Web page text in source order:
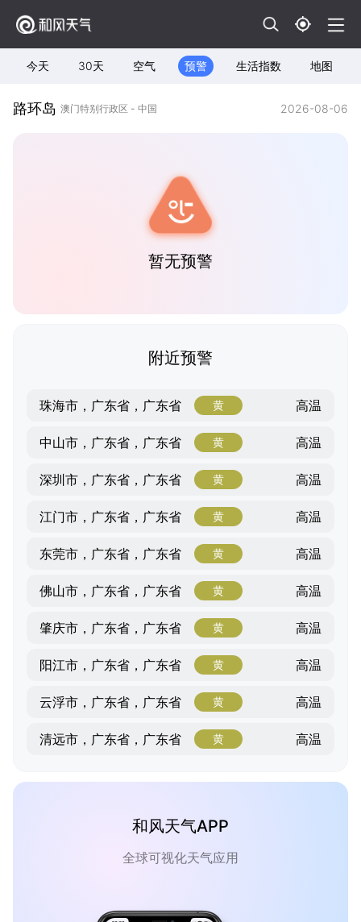
今天 30天 空气 预警 生活指数 地图
路环岛 澳门特别行政区 - 中国 2026-08-06
暂无预警
附近预警
珠海市，广东省，广东省 黄 高温
中山市，广东省，广东省 黄 高温
深圳市，广东省，广东省 黄 高温
江门市，广东省，广东省 黄 高温
东莞市，广东省，广东省 黄 高温
佛山市，广东省，广东省 黄 高温
肇庆市，广东省，广东省 黄 高温
阳江市，广东省，广东省 黄 高温
云浮市，广东省，广东省 黄 高温
清远市，广东省，广东省 黄 高温
和风天气APP
全球可视化天气应用